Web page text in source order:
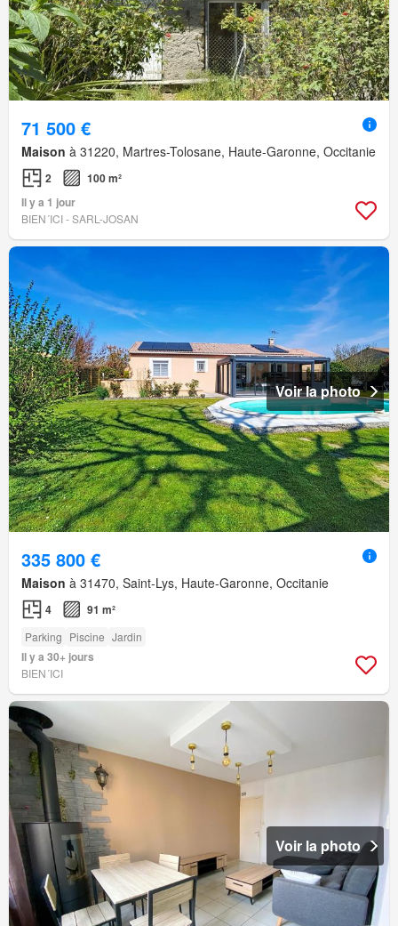
71 500 €
Maison à 31220, Martres-Tolosane, Haute-Garonne, Occitanie
2
100 m²
Il y a 1 jour
BIEN´ICI - SARL-JOSAN
Voir la photo
335 800 €
Maison à 31470, Saint-Lys, Haute-Garonne, Occitanie
4 91 m²
Parking Piscine Jardin
Il y a 30+ jours
BIEN´ICI
Voir la photo